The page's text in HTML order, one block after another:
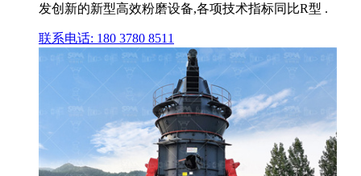
发创新的新型高效粉磨设备,各项技术指标同比R型 .
联系电话: 180 3780 8511